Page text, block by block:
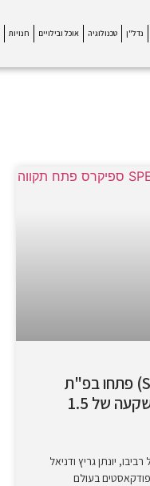
נדל"ן טכנולוגיה אוכל ובילויים חנויות
ספיקרס (SPEAKERS) פתחו בפ"ת
אולפני פודקאסט בהשקעה של 1.5
יונתן גריץ ודניאל
בעולם